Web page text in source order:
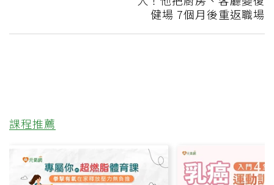
健場 7個月後重返職場
課程推薦